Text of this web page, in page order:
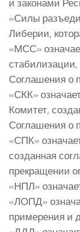
и законами
«Силы
Либерии,
«МСС»
стабилизации,
Соглашения о
«СКК»
Комитет,
Соглашения о
«СПК»
созданная
прекращении
«НПЛ»
«ЛОПД»
примерения и